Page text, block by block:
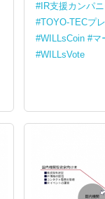
IR支援カンパ
TOYO-TECプ
WILLsCoin
マ
WILLsVote